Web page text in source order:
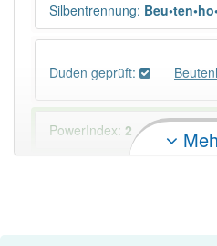
Silbentrennung:
Duden geprüft:
PowerIndex: 2